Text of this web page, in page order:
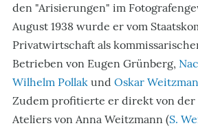
den "Arisierungen" im
August 1938 wurde er vom
Privatwirtschaft als
Betrieben von Eugen Grünberg,
Wilhelm Pollak und Oskar
Zudem profitierte er direkt von der
Ateliers von Anna Weitzmann (S.